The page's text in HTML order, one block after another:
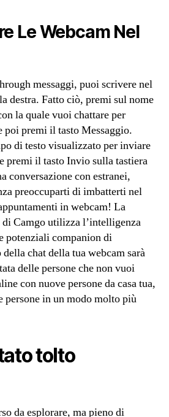
Le Webcam Nel
messaggi, puoi scrivere nel
destra. Fatto ciò, premi sul nome
la quale vuoi chattare per
poi premi il tasto Messaggio.
di testo visualizzato per inviare
premi il tasto Invio sulla tastiera
conversazione con estranei,
preoccuparti di imbatterti nel
in webcam! La
di Camgo utilizza l’intelligenza
potenziali companion di
chat della tua webcam sarà
delle persone che non vuoi
con nuove persone da casa tua,
persone in un modo molto più
tolto
da esplorare, ma pieno di